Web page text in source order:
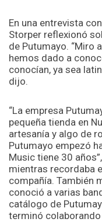
En una entrevista con
Storper reflexionó
de Putumayo. “Miro
hemos dado a
conocían, ya sea
dijo.
“La empresa
pequeña tienda en
artesanía y algo de
Putumayo empezó
Music tiene 30 años”,
mientras recordaba
compañía. También
conoció a varias
catálogo de
terminó